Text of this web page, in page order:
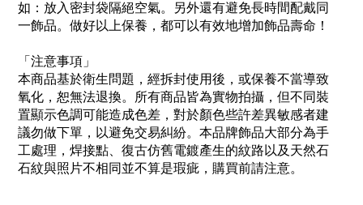
如：放入密封袋隔絕空氣。另外還有避免長時間配戴同
一飾品。做好以上保養，都可以有效地增加飾品壽命！
「注意事項」
本商品基於衛生問題，經拆封使用後，或保養不當導致
氧化，恕無法退換。所有商品皆為實物拍攝，但不同裝
置顯示色調可能造成色差，對於顏色些許差異敏感者建
議勿做下單，以避免交易糾紛。本品牌飾品大部分為手
工處理，焊接點、復古仿舊電鍍產生的紋路以及天然石
石紋與照片不相同並不算是瑕疵，購買前請注意。